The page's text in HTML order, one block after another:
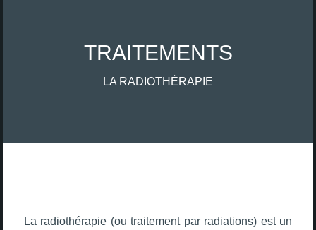
TRAITEMENTS
LA RADIOTHÉRAPIE
La radiothérapie (ou traitement par radiations) est un